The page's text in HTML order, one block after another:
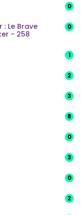
0
: Le Brave
- 258
0
1
2
3
8
0
3
0
2